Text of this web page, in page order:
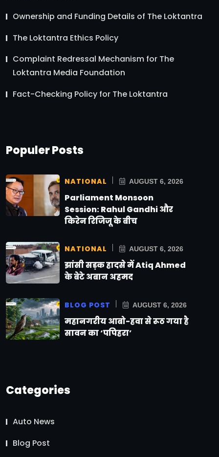
Ownership and Funding Details of The Loktantra
The Loktantra Ethics Policy
Complaint Redressal Mechanism for The
Loktantra Media Foundation
Fact-Checking Policy for The Loktantra
Populer Posts
NATIONAL AUGUST 6, 2026
Parliament Monsoon
Session: Rahul Gandhi और
किरेन रिजिजू के बीच
NATIONAL AUGUST 6, 2026
झांसी सड़क हादसे में Atiq Ahmed
के बेटे अबान अहमद
BLOG POST AUGUST 6, 2026
महानगरीय आबो-हवा से रूठ गया है
सावन का ‘पपिहरा’
Categories
Auto News
Blog Post